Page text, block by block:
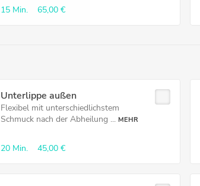
15 Min. 65,00 €
Unterlippe außen
Flexibel mit unterschiedlichstem
Schmuck nach der Abheilung ... MEHR
20 Min. 45,00 €